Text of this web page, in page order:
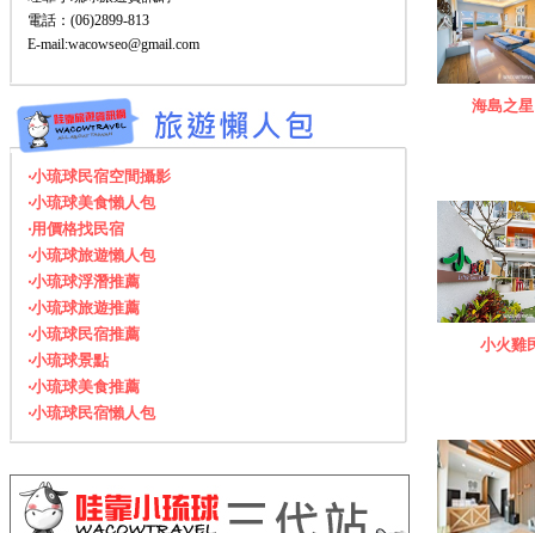
電話：(06)2899-813
E-mail:wacowseo@gmail.com
‧小琉球民宿空間攝影
‧小琉球美食懶人包
‧用價格找民宿
‧小琉球旅遊懶人包
‧小琉球浮潛推薦
‧小琉球旅遊推薦
‧小琉球民宿推薦
‧小琉球景點
‧小琉球美食推薦
‧小琉球民宿懶人包
海島之
小火雞